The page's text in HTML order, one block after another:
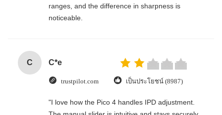
ranges, and the difference in sharpness is
noticeable.
C C*e
trustpilot.com เป็นประโยชน์ (8987)
"I love how the Pico 4 handles IPD adjustment.